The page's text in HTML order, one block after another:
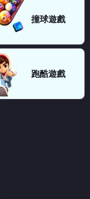
撞球遊戲
跑酷遊戲